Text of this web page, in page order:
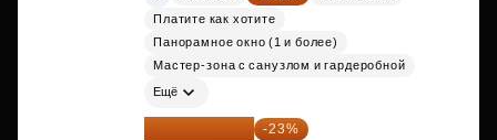
Платите как хотите
Панорамное окно (1 и более)
Мастер-зона с санузлом и гардеробной
Ещё
29 877 887 ₽ -23%